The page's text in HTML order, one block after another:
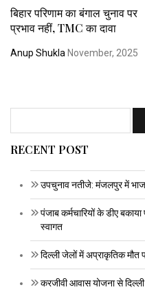
बिहार परिणाम का बंगाल चुनाव पर
प्रभाव नहीं, TMC का दावा
Anup Shukla November, 2025
RECENT POST
उपचुनाव नतीजे: मंजलपुर में
पंजाब कर्मचारियों के डीए
स्वागत
दिल्ली जेलों में अप्राकृतिक
करजीवी आवास योजना से